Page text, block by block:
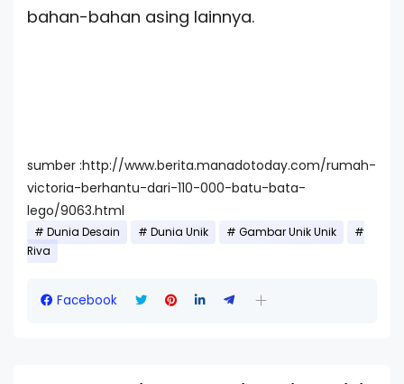
bahan-bahan asing lainnya.
sumber :http://www.berita.manadotoday.com/rumah-
victoria-berhantu-dari-110-000-batu-bata-
lego/9063.html
Dunia Desain Dunia Unik
Gambar Unik Unik
Riva
Facebook